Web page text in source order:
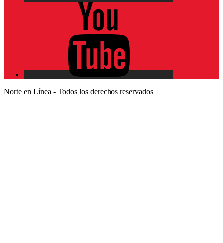
Norte en Línea - Todos los derechos reservados